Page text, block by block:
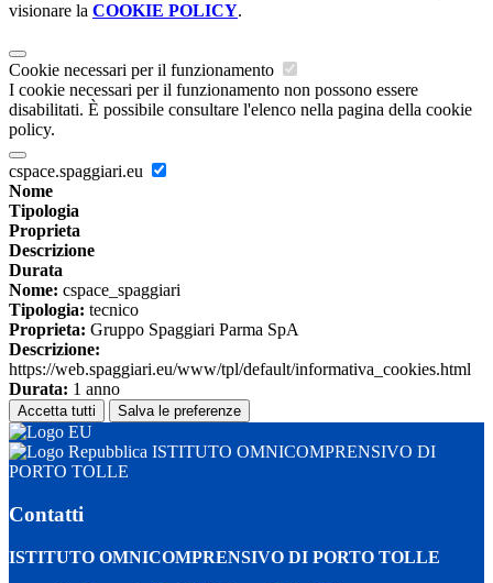
visionare la COOKIE POLICY.
Cookie necessari per il funzionamento
I cookie necessari per il funzionamento non possono essere
disabilitati. È possibile consultare l'elenco nella pagina della cookie
policy.
cspace.spaggiari.eu
Nome
Tipologia
Proprieta
Descrizione
Durata
Nome: cspace_spaggiari
Tipologia: tecnico
Proprieta: Gruppo Spaggiari Parma SpA
Descrizione:
https://web.spaggiari.eu/www/tpl/default/informativa_cookies.html
Durata: 1 anno
Accetta tutti Salva le preferenze
ISTITUTO OMNICOMPRENSIVO DI
PORTO TOLLE
Contatti
ISTITUTO OMNICOMPRENSIVO DI PORTO TOLLE